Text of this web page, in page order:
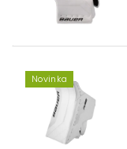
Novinka